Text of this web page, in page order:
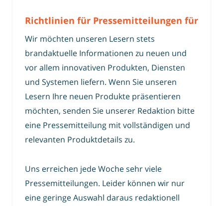
Richtlinien für Pressemitteilungen für
Wir möchten unseren Lesern stets
brandaktuelle Informationen zu neuen und
vor allem innovativen Produkten, Diensten
und Systemen liefern. Wenn Sie unseren
Lesern Ihre neuen Produkte präsentieren
möchten, senden Sie unserer Redaktion bitte
eine Pressemitteilung mit vollständigen und
relevanten Produktdetails zu.
Uns erreichen jede Woche sehr viele
Pressemitteilungen. Leider können wir nur
eine geringe Auswahl daraus redaktionell